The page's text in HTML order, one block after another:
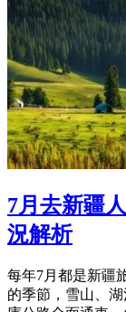
7月去新疆
況解析
每年7月都是新疆
的季節，雪山、